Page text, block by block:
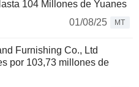
104 Millones de Yuanes
01/08/25
MT
Furnishing Co., Ltd
por 103,73 millones de